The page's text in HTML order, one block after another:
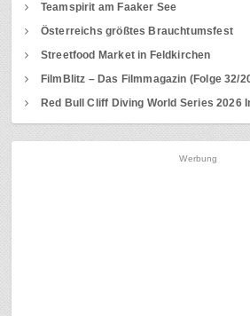
Teamspirit am Faaker See
Österreichs größtes Brauchtumsfest
Streetfood Market in Feldkirchen
FilmBlitz – Das Filmmagazin (Folge 32/
Red Bull Cliff Diving World Series 2026
Werbung